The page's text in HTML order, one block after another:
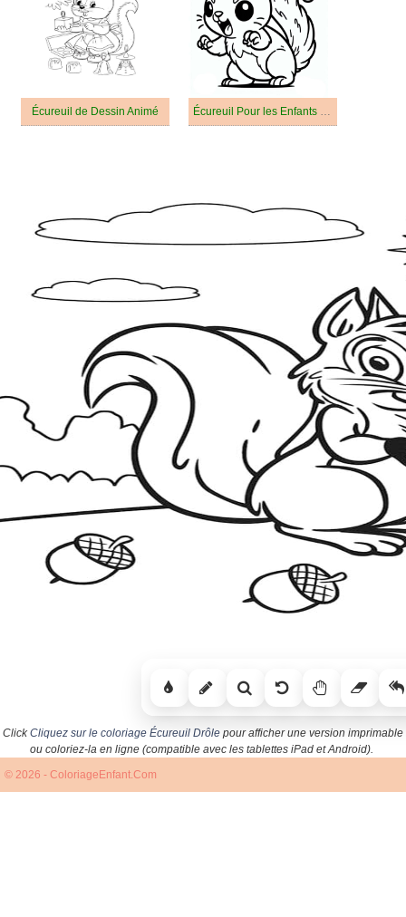
Écureuil de Dessin Animé Écureuil Pour les Enfants De 3 An
ClickCliquez sur le coloriage Écureuil Drôle pour afficher une version imprimable
ou coloriez-la en ligne (compatible avec les tablettes iPad et Android).
© 2026 - ColoriageEnfant.Com